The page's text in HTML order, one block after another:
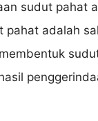
sudut pahat
adalah